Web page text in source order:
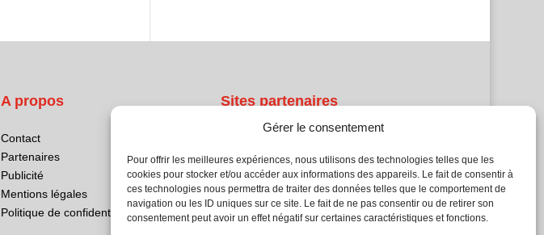
Gérer le consentement
Pour offrir les meilleures expériences, nous utilisons des technologies telles que les
cookies pour stocker et/ou accéder aux informations des appareils. Le fait de consentir à
ces technologies nous permettra de traiter des données telles que le comportement de
navigation ou les ID uniques sur ce site. Le fait de ne pas consentir ou de retirer son
consentement peut avoir un effet négatif sur certaines caractéristiques et fonctions.
A propos
Contact
Partenaires
Publicité
Mentions légales
Politique de confidentialité
Sites partenaires
Atrium Patrimoine
Kiosque 21
L'Atelier Bois
Planète Bâtiment